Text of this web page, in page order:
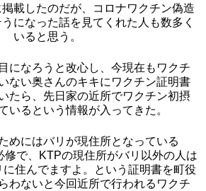
載したのだが、コロナワクチン偽造
になった話を見てくれた人も数多く
いると思う。
になろうと改心し、今現在もワクチ
ない奥さんのキキにワクチン証明書
たら、先日家の近所でワクチン初摂
いるという情報が入ってきた。
めにはバリが現住所となっている
修で、KTPの現住所がバリ以外の人は
に住んでますよ。という証明書を町役
わないと今回近所で行われるワクチ